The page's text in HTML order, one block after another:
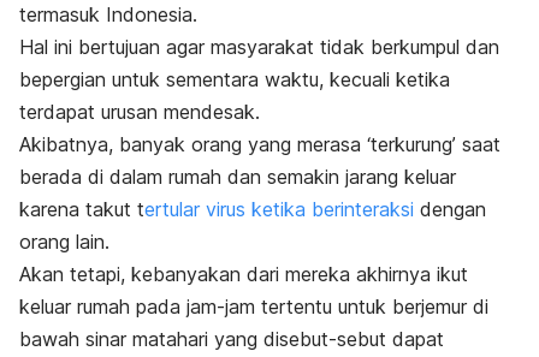
termasuk Indonesia.
Hal ini bertujuan agar masyarakat tidak berkumpul dan
bepergian untuk sementara waktu, kecuali ketika
terdapat urusan mendesak.
Akibatnya, banyak orang yang merasa ‘terkurung’ saat
berada di dalam rumah dan semakin jarang keluar
karena takut tertular virus ketika berinteraksi dengan
orang lain.
Akan tetapi, kebanyakan dari mereka akhirnya ikut
keluar rumah pada jam-jam tertentu untuk berjemur di
bawah sinar matahari yang disebut-sebut dapat